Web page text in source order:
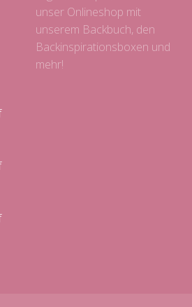
unser Onlineshop mit
unserem Backbuch, den
Backinspirationsboxen und
mehr!